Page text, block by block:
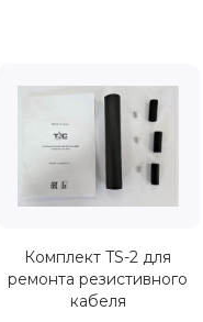
Комплект TS-2 для
ремонта резистивного
кабеля